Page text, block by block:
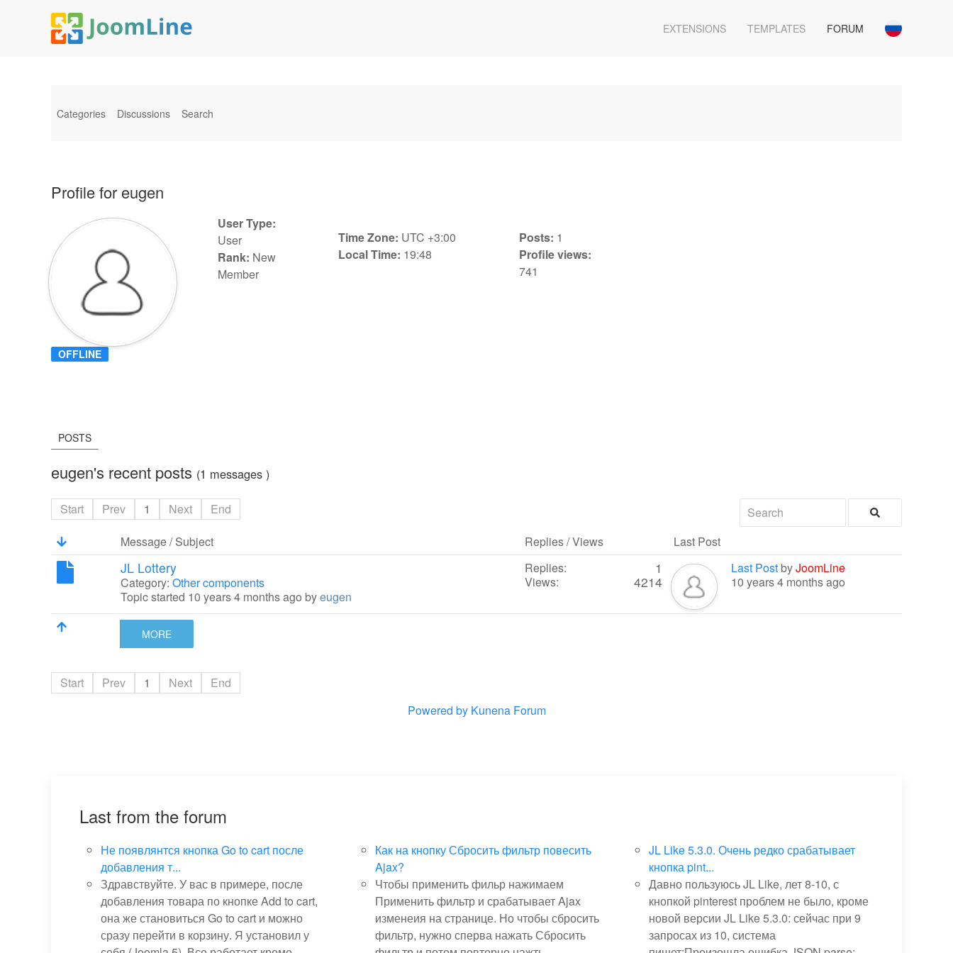
EXTENSIONS TEMPLATES FORUM
Categories Discussions Search
Profile for eugen
OFFLINE
User Type:
User
Rank: New
Member
Time Zone: UTC +3:00
Local Time: 19:48
Posts: 1
Profile views:
741
POSTS
eugen's recent posts (1 messages )
Start Prev 1 Next
End
Message / Subject
Replies / Views Last Post
MORE
JL Lottery
Category: Other components
Topic started 10 years 4 months ago byeugen
Replies: 1
Views: 4214
Last PostbyJoomLine
10 years 4 months ago
Start Prev 1 Next
End
Powered by Kunena Forum
Last from the forum
Не появлянтся кнопка Go to cart после
добавления т...
Здравствуйте. У вас в примере, после
добавления товара по кнопке Add to cart,
она же становиться Go to cart и можно
сразу перейти в корзину. Я установил у
Как на кнопку Сбросить фильтр повесить
Ajax?
Чтобы применить фильр нажимаем
Применить фильтр и срабатывает Ajax
изменеия на странице. Но чтобы сбросить
фильтр, нужно сперва нажать Сбросить
JL Like 5.3.0. Очень редко срабатывает
кнопка pint...
Давно пользуюсь JL Like, лет 8-10, с
кнопкой pinterest проблем не было, кроме
новой версии JL Like 5.3.0: сейчас при 9
запросах из 10, система